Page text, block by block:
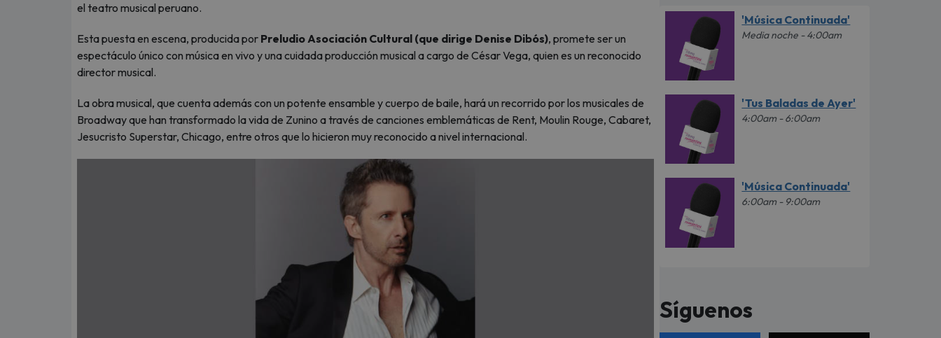
el teatro musical peruano.
Esta puesta en escena, producida por Preludio Asociación Cultural (que dirige Denise Dibós), promete ser un
espectáculo único con música en vivo y una cuidada producción musical a cargo de César Vega, quien es un reconocido
director musical.
La obra musical, que cuenta además con un potente ensamble y cuerpo de baile, hará un recorrido por los musicales de
Broadway que han transformado la vida de Zunino a través de canciones emblemáticas de Rent, Moulin Rouge, Cabaret,
Jesucristo Superstar, Chicago, entre otros que lo hicieron muy reconocido a nivel internacional.
'Música Continuada'
Media noche - 4:00am
'Tus Baladas de Ayer'
4:00am - 6:00am
'Música Continuada'
6:00am - 9:00am
Síguenos